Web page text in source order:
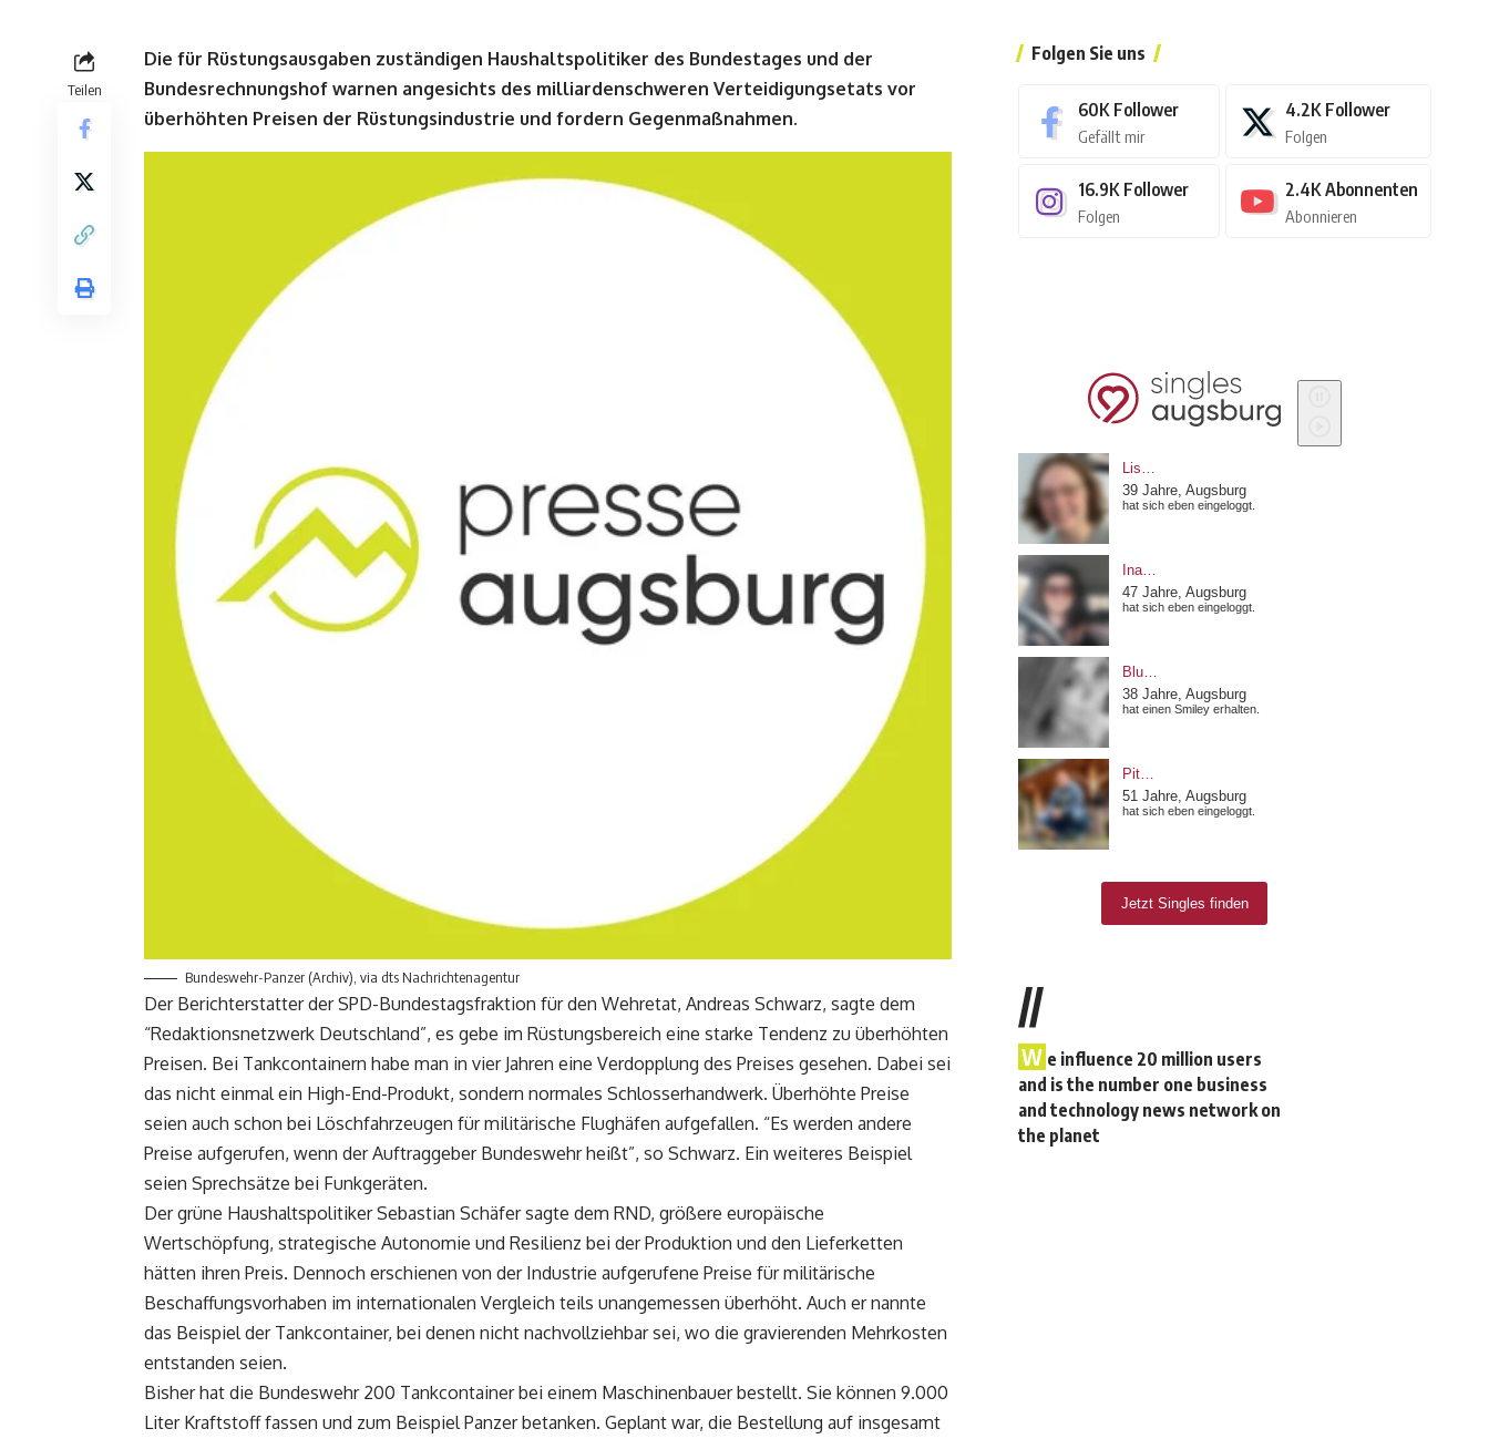
Teilen
Die für Rüstungsausgaben zuständigen Haushaltspolitiker des Bundestages und der
Bundesrechnungshof warnen angesichts des milliardenschweren Verteidigungsetats vor
überhöhten Preisen der Rüstungsindustrie und fordern Gegenmaßnahmen.
Bundeswehr-Panzer (Archiv), via dts Nachrichtenagentur
Der Berichterstatter der SPD-Bundestagsfraktion für den Wehretat, Andreas Schwarz, sagte dem
“Redaktionsnetzwerk Deutschland”, es gebe im Rüstungsbereich eine starke Tendenz zu überhöhten
Preisen. Bei Tankcontainern habe man in vier Jahren eine Verdopplung des Preises gesehen. Dabei sei
das nicht einmal ein High-End-Produkt, sondern normales Schlosserhandwerk. Überhöhte Preise
seien auch schon bei Löschfahrzeugen für militärische Flughäfen aufgefallen. “Es werden andere
Preise aufgerufen, wenn der Auftraggeber Bundeswehr heißt”, so Schwarz. Ein weiteres Beispiel
seien Sprechsätze bei Funkgeräten.
Der grüne Haushaltspolitiker Sebastian Schäfer sagte dem RND, größere europäische
Wertschöpfung, strategische Autonomie und Resilienz bei der Produktion und den Lieferketten
hätten ihren Preis. Dennoch erschienen von der Industrie aufgerufene Preise für militärische
Beschaffungsvorhaben im internationalen Vergleich teils unangemessen überhöht. Auch er nannte
das Beispiel der Tankcontainer, bei denen nicht nachvollziehbar sei, wo die gravierenden Mehrkosten
entstanden seien.
Bisher hat die Bundeswehr 200 Tankcontainer bei einem Maschinenbauer bestellt. Sie können 9.000
Liter Kraftstoff fassen und zum Beispiel Panzer betanken. Geplant war, die Bestellung auf insgesamt
Folgen Sie uns
60K Follower
Gefällt mir
4.2K Follower
Folgen
16.9K Follower
Folgen
2.4K Abonnenten
Abonnieren
//
W e influence 20 million users
and is the number one business
and technology news network on
the planet